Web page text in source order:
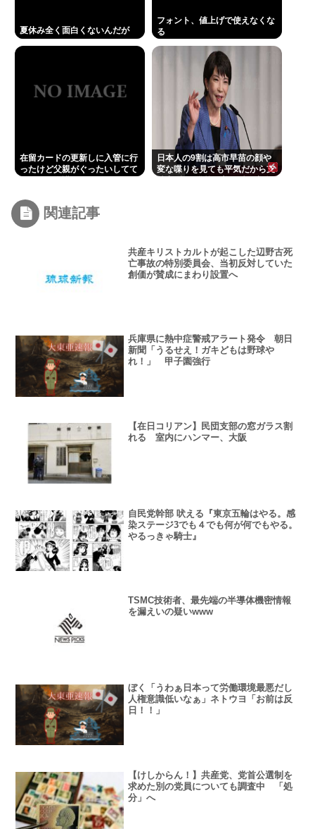
夏休み全く面白くないんだが
フォント、値上げで使えなくな
る
在留カードの更新しに入管に行
ったけど父親がぐったいしてて
日本人の9割は高市早苗の顔や
変な喋りを見ても平気だから支
関連記事
共産キリストカルトが起こした辺野古死
亡事故の特別委員会、当初反対していた
創価が賛成にまわり設置へ
兵庫県に熱中症警戒アラート発令 朝日
新聞「うるせえ！ガキどもは野球や
れ！」 甲子園強行
【在日コリアン】民団支部の窓ガラス割
れる 室内にハンマー、大阪
自民党幹部 吠える『東京五輪はやる。感
染ステージ3でも４でも何が何でもやる。
やるっきゃ騎士』
TSMC技術者、最先端の半導体機密情報
を漏えいの疑いwww
ぼく「うわぁ日本って労働環境最悪だし
人権意識低いなぁ」ネトウヨ「お前は反
日！！」
【けしからん！】共産党、党首公選制を
求めた別の党員についても調査中 「処
分」へ